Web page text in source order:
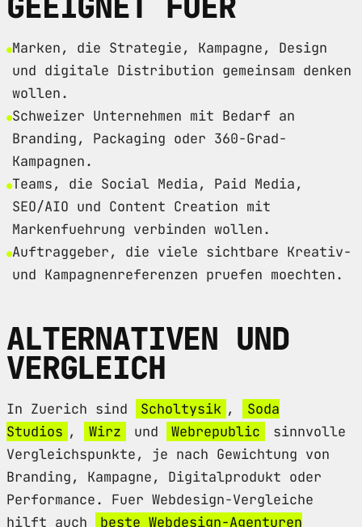
Marken, die Strategie, Kampagne, Design
und digitale Distribution gemeinsam denken
wollen.
Schweizer Unternehmen mit Bedarf an
Branding, Packaging oder 360-Grad-
Kampagnen.
Teams, die Social Media, Paid Media,
SEO/AIO und Content Creation mit
Markenfuehrung verbinden wollen.
Auftraggeber, die viele sichtbare Kreativ-
und Kampagnenreferenzen pruefen moechten.
ALTERNATIVEN UND
VERGLEICH
In Zuerich sind Scholtysik ,
Soda
Studios , Wirz und Webrepublic
sinnvolle
Vergleichspunkte, je nach Gewichtung von
Branding, Kampagne, Digitalprodukt oder
Performance. Fuer Webdesign-Vergleiche
hilft auch
beste Webdesign-Agenturen